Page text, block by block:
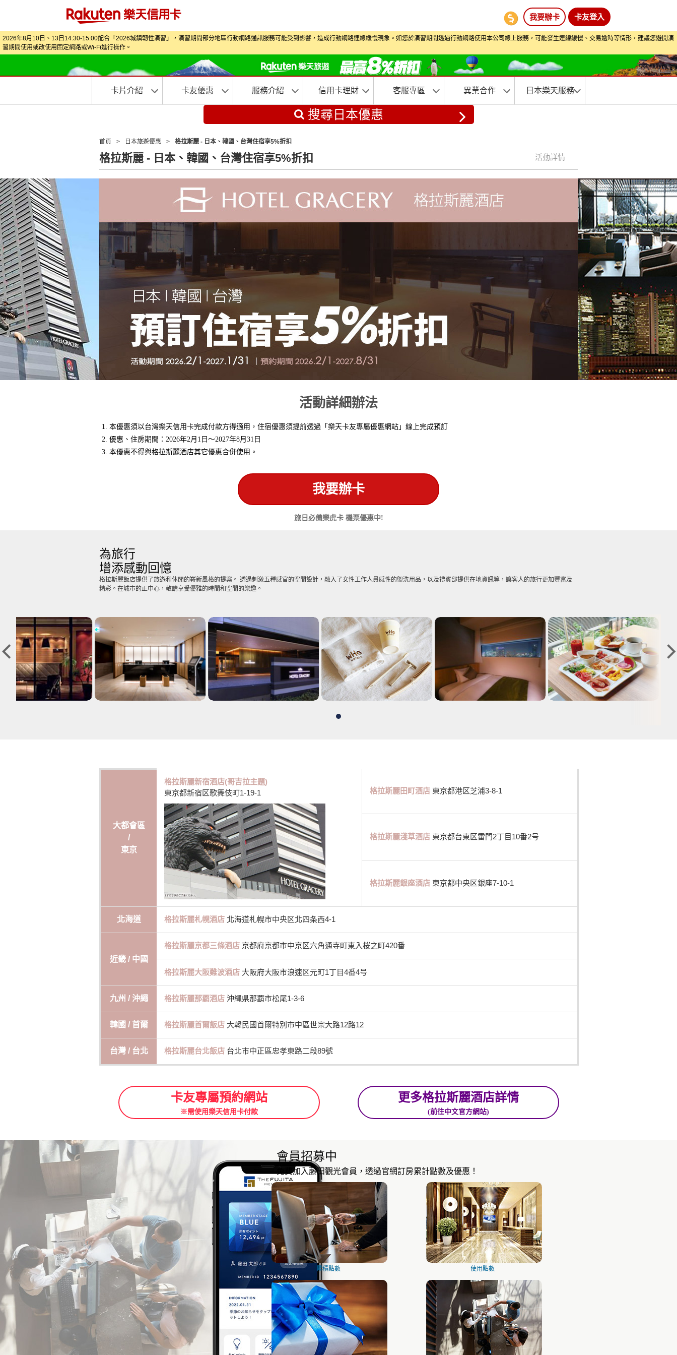
卡友登入
我要辦卡
2026年8月10日、13日14:30-15:00配合「2026城鎮韌性演習」，演習期間部分地區行動網路通訊服務可能受到影響，造成行動網路連線緩慢現象。如您於演習期間透過行動網路使用本公司線上服務，可能發生連線緩慢、交易逾時等情形，建議您避開演
習期間使用或改使用固定網路或Wi‑Fi進行操作。
卡片介紹 卡友優惠 服務介紹 信用卡理財 客服專區 異業合作 日本樂天服務
搜尋日本優惠
首頁 > 日本旅遊優惠 > 格拉斯麗 - 日本、韓國、台灣住宿享5%折扣
格拉斯麗 - 日本、韓國、台灣住宿享5%折扣 活動詳情
活動詳細辦法
本優惠須以台灣樂天信用卡完成付款方得適用，住宿優惠須提前透過「樂天卡友專屬優惠網站」線上完成預訂
優惠、住房期間：2026年2月1日～2027年8月31日
本優惠不得與格拉斯麗酒店其它優惠合併使用。
我要辦卡
旅日必備樂虎卡 機票優惠中!
為旅行
增添感動回憶
格拉斯麗飯店提供了旅遊和休閒的嶄新風格的提案。 透過刺激五種感官的空間設計，融入了女性工作人員感性的盥洗用品，以及禮賓部提供在地資訊等，讓客人的旅行更加豐富及
精彩。在城市的正中心，敬請享受優雅的時間和空間的樂趣。
大都會區
/
東京
格拉斯麗新宿酒店(哥吉拉主題)
東京都新宿区歌舞伎町1-19-1
格拉斯麗田町酒店 東京都港区芝浦3-8-1
格拉斯麗淺草酒店 東京都台東区雷門2丁目10番2号
格拉斯麗銀座酒店 東京都中央区銀座7-10-1
北海道 格拉斯麗札幌酒店 北海道札幌市中央区北四条西4-1
近畿 / 中國
格拉斯麗京都三條酒店 京都府京都市中京区六角通寺町東入桜之町420番
格拉斯麗大阪難波酒店 大阪府大阪市浪速区元町1丁目4番4号
九州 / 沖繩 格拉斯麗那覇酒店 沖縄県那覇市松尾1-3-6
韓國 / 首爾 格拉斯麗首爾飯店 大韓民國首爾特別市中區世宗大路12路12
台灣 / 台北 格拉斯麗台北飯店 台北市中正區忠孝東路二段89號
卡友專屬預約網站
※需使用樂天信用卡付款
更多格拉斯麗酒店詳情
(前往中文官方網站)
會員招募中
免費加入藤田觀光會員，透過官網訂房累計點數及優惠！
使用點數
累積點數